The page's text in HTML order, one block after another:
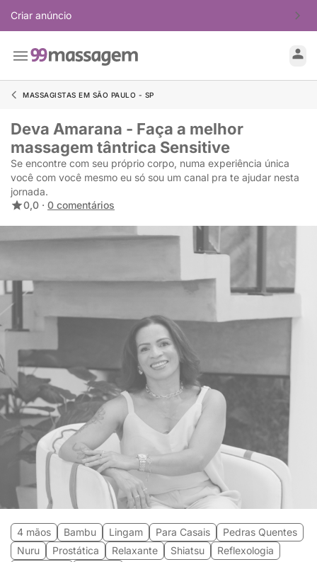
Criar anúncio
MASSAGISTAS EM SÃO PAULO - SP
Deva Amarana - Faça a melhor
massagem tântrica Sensitive
Se encontre com seu próprio corpo, numa experiência única
você com você mesmo eu só sou um canal pra te ajudar nesta
jornada.
0,0 · 0 comentários
4 mãos Bambu Lingam Para Casais
Pedras Quentes
Nuru
Prostática Relaxante Shiatsu
Reflexologia